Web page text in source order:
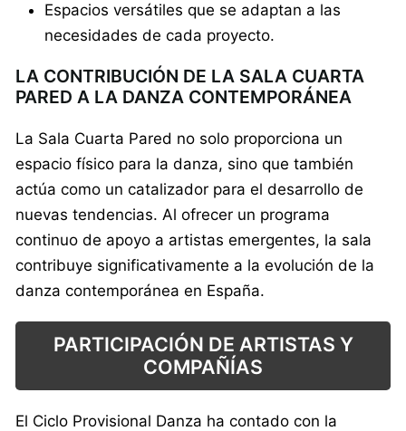
Espacios versátiles que se adaptan a las
necesidades de cada proyecto.
LA CONTRIBUCIÓN DE LA SALA CUARTA
PARED A LA DANZA CONTEMPORÁNEA
La Sala Cuarta Pared no solo proporciona un
espacio físico para la danza, sino que también
actúa como un catalizador para el desarrollo de
nuevas tendencias. Al ofrecer un programa
continuo de apoyo a artistas emergentes, la sala
contribuye significativamente a la evolución de la
danza contemporánea en España.
PARTICIPACIÓN DE ARTISTAS Y
COMPAÑÍAS
El Ciclo Provisional Danza ha contado con la